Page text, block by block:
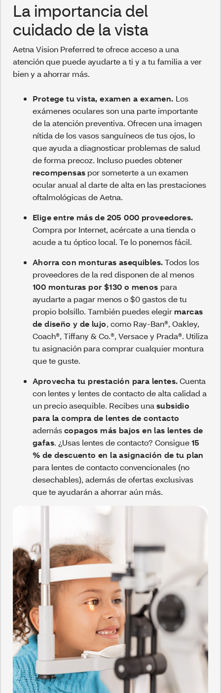
La importancia del
cuidado de la vista
Aetna Vision Preferred te ofrece acceso a una
atención que puede ayudarte a ti y a tu familia a ver
bien y a ahorrar más.
Protege tu vista, examen a examen. Los
exámenes oculares son una parte importante
de la atención preventiva. Ofrecen una imagen
nítida de los vasos sanguíneos de tus ojos, lo
que ayuda a diagnosticar problemas de salud
de forma precoz. Incluso puedes obtener
recompensas por someterte a un examen
ocular anual al darte de alta en las prestaciones
oftalmológicas de Aetna.
Elige entre más de 205 000 proveedores.
Compra por Internet, acércate a una tienda o
acude a tu óptico local. Te lo ponemos fácil.
Ahorra con monturas asequibles.Todos los
proveedores de la red disponen de al menos
100 monturas por $130 o menos para
ayudarte a pagar menos o $0 gastos de tu
propio bolsillo. También puedes elegir marcas
de diseño y de lujo, como Ray-Ban®, Oakley,
Coach®, Tiffany & Co.®, Versace y Prada®. Utiliza
tu asignación para comprar cualquier montura
que te guste.
Aprovecha tu prestación para lentes.Cuenta
con lentes y lentes de contacto de alta calidad a
un precio asequible. Recibes una subsidio
para la compra de lentes de contacto
ademáscopagos más bajos en las lentes de
gafas. ¿Usas lentes de contacto? Consigue15
% de descuento en la asignación de tu plan
para lentes de contacto convencionales (no
desechables), además de ofertas exclusivas
que te ayudarán a ahorrar aún más.